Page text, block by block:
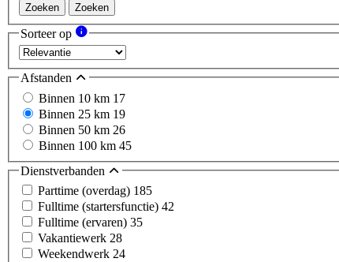
Zoeken Zoeken
Sorteer op
Afstanden
Binnen 10 km 17
Binnen 25 km 19
Binnen 50 km 26
Binnen 100 km 45
Dienstverbanden
Parttime (overdag) 185
Fulltime (startersfunctie) 42
Fulltime (ervaren) 35
Vakantiewerk 28
Weekendwerk 24